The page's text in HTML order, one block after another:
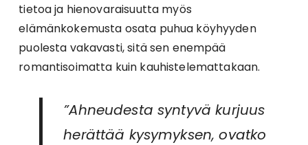
tietoa ja hienovaraisuutta myös
elämänkokemusta osata puhua köyhyyden
puolesta vakavasti, sitä sen enempää
romantisoimatta kuin kauhistelemattakaan.
”Ahneudesta syntyvä kurjuus
herättää kysymyksen, ovatko